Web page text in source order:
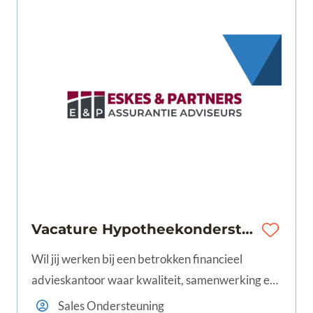
Vacature Hypotheekondersteuner | Mook | €3.050 - €3.925 | 24-40 uur
Wil jij werken bij een betrokken financieel
advieskantoor waar kwaliteit, samenwerking en
persoonlijke aandacht centraal staan? Word
Sales Ondersteuning